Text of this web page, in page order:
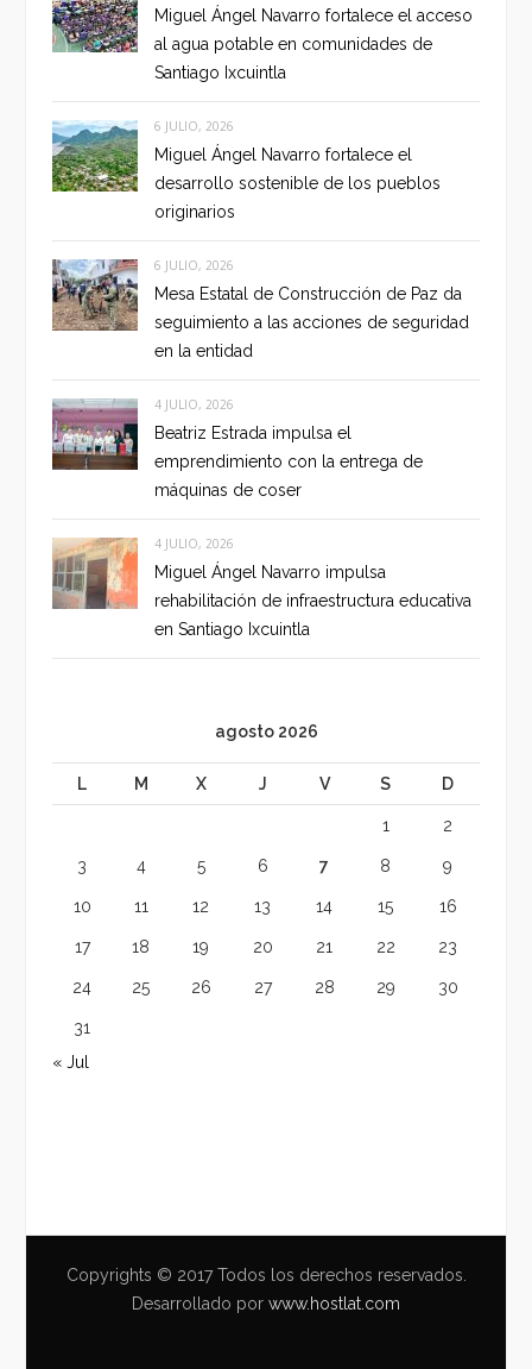
Miguel Ángel Navarro fortalece el acceso
al agua potable en comunidades de
Santiago Ixcuintla
6 JULIO, 2026
Miguel Ángel Navarro fortalece el
desarrollo sostenible de los pueblos
originarios
6 JULIO, 2026
Mesa Estatal de Construcción de Paz da
seguimiento a las acciones de seguridad
en la entidad
4 JULIO, 2026
Beatriz Estrada impulsa el
emprendimiento con la entrega de
máquinas de coser
4 JULIO, 2026
Miguel Ángel Navarro impulsa
rehabilitación de infraestructura educativa
en Santiago Ixcuintla
agosto 2026
L M X J V S D
1 2
3 4 5 6 7 8 9
10 11 12 13 14 15 16
17 18 19 20 21 22 23
24 25 26 27 28 29 30
31
« Jul
Copyrights © 2017 Todos los derechos reservados.
Desarrollado por www.hostlat.com